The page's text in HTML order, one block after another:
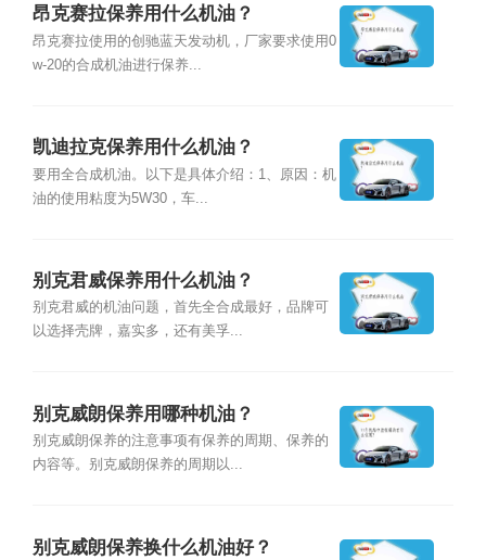
昂克赛拉保养用什么机油？
昂克赛拉使用的创驰蓝天发动机，厂家要求使用0
w-20的合成机油进行保养...
凯迪拉克保养用什么机油？
要用全合成机油。以下是具体介绍：1、原因：机
油的使用粘度为5W30，车...
别克君威保养用什么机油？
别克君威的机油问题，首先全合成最好，品牌可
以选择壳牌，嘉实多，还有美孚...
别克威朗保养用哪种机油？
别克威朗保养的注意事项有保养的周期、保养的
内容等。别克威朗保养的周期以...
别克威朗保养换什么机油好？